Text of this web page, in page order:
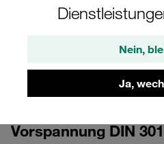
Nein,
Ja,
um die CAD-Daten kostenlos
Schellenkörper Gr.
Vorspannung DIN